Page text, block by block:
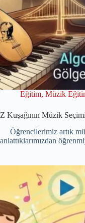
Eğitim, Müzik
Z Kuşağının Müzik
Öğrencilerimiz artık
anlattıklarımızdan